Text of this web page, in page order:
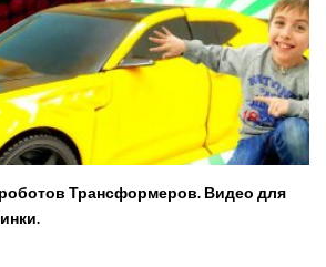
Трансформеров. Видео для